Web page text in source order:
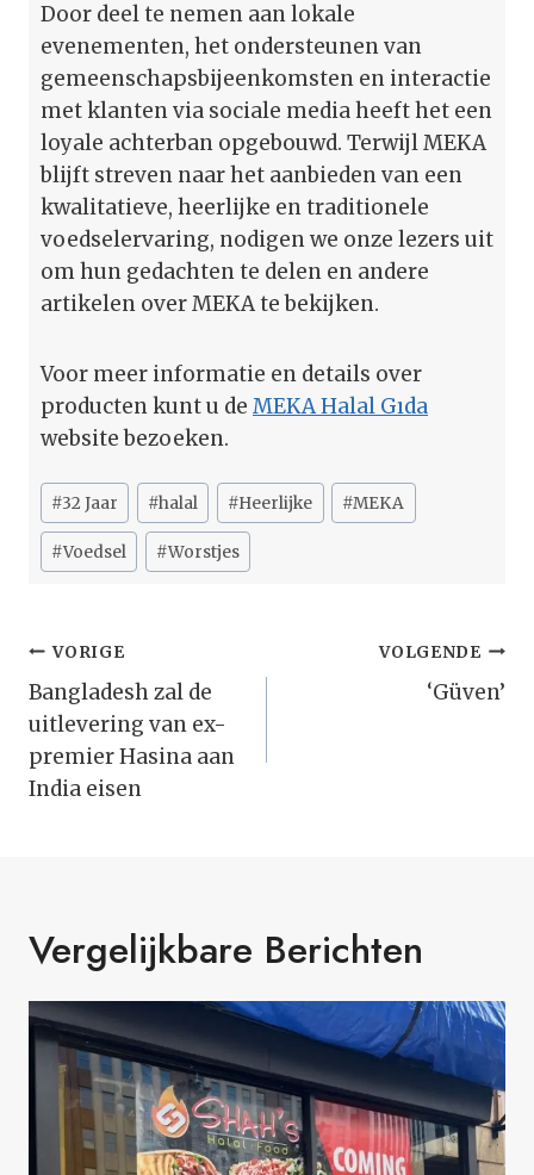
Door deel te nemen aan lokale
evenementen, het ondersteunen van
gemeenschapsbijeenkomsten en interactie
met klanten via sociale media heeft het een
loyale achterban opgebouwd. Terwijl MEKA
blijft streven naar het aanbieden van een
kwalitatieve, heerlijke en traditionele
voedselervaring, nodigen we onze lezers uit
om hun gedachten te delen en andere
artikelen over MEKA te bekijken.
Voor meer informatie en details over
producten kunt u de MEKA Halal Gıda
website bezoeken.
Bericht
tags:
#32 Jaar #halal #Heerlijke #MEKA
#Voedsel #Worstjes
Bericht
Navigatie
VORIGE
Bangladesh zal de
uitlevering van ex-
premier Hasina aan
India eisen
VOLGENDE
‘Güven’
Vergelijkbare Berichten